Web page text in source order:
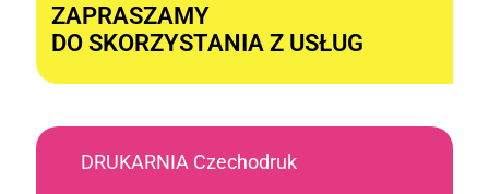
ZAPRASZAMY
DO SKORZYSTANIA Z USŁUG
DRUKARNIA Czechodruk